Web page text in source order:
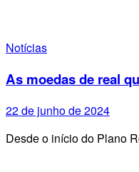
Notícias
As moedas de real
22 de junho de 2024
Desde o início do Plano